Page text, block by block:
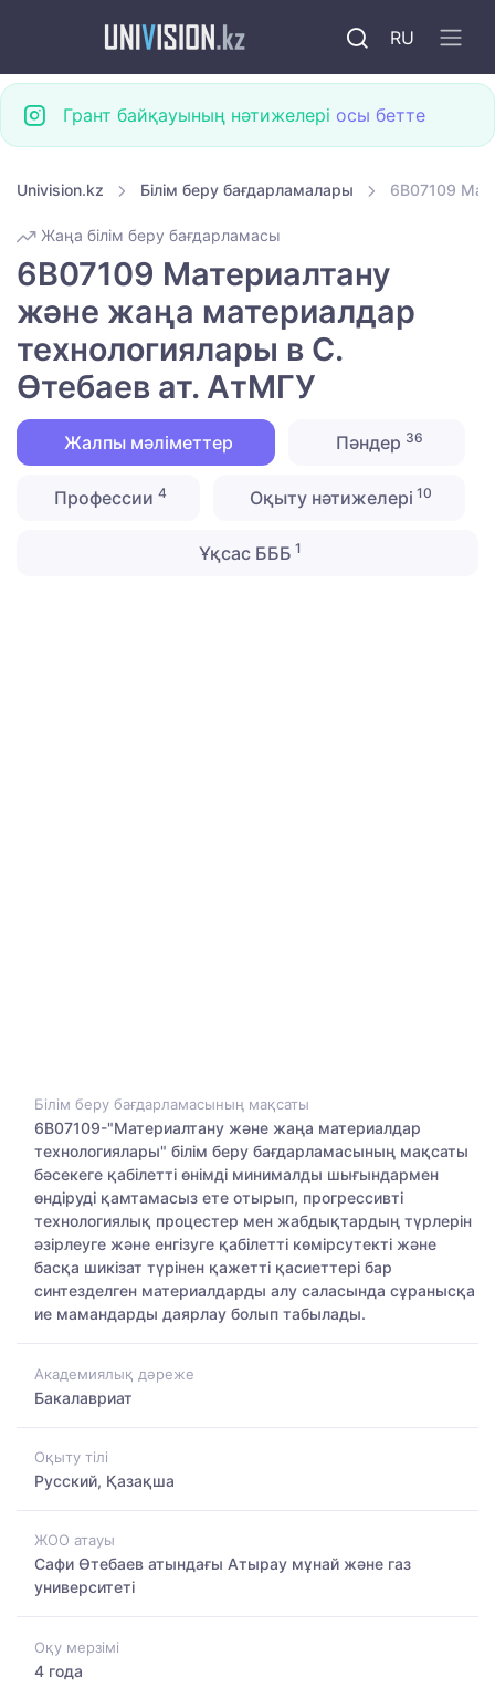
RU
Грант байқауының нәтижелері осы бетте
Univision.kz Білім беру бағдарламалары 6B07109
Жаңа білім беру бағдарламасы
6B07109 Материалтану
және жаңа материалдар
технологиялары в С.
Өтебаев ат. АтМГУ
Жалпы мәліметтер Пәндер 36
Профессии 4 Оқыту нәтижелері 10
Ұқсас БББ 1
Білім беру бағдарламасының мақсаты
6В07109-"Материалтану және жаңа материалдар
технологиялары" білім беру бағдарламасының мақсаты
бәсекеге қабілетті өнімді минималды шығындармен
өндіруді қамтамасыз ете отырып, прогрессивті
технологиялық процестер мен жабдықтардың түрлерін
әзірлеуге және енгізуге қабілетті көмірсутекті және
басқа шикізат түрінен қажетті қасиеттері бар
синтезделген материалдарды алу саласында сұранысқа
ие мамандарды даярлау болып табылады.
Академиялық дәреже
Бакалавриат
Оқыту тілі
Русский, Қазақша
ЖОО атауы
Сафи Өтебаев атындағы Атырау мұнай және газ
университеті
Оқу мерзімі
4 года